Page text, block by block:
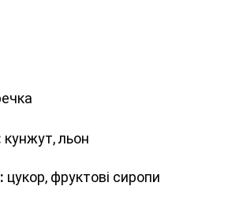
кунжут, льон
цукор, фруктові сиропи